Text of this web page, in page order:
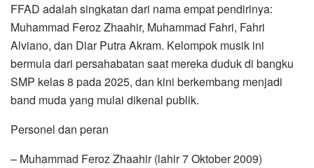
FFAD adalah singkatan dari nama empat pendirinya:
Muhammad Feroz Zhaahir, Muhammad Fahri, Fahri
Alviano, dan Diar Putra Akram. Kelompok musik ini
bermula dari persahabatan saat mereka duduk di bangku
SMP kelas 8 pada 2025, dan kini berkembang menjadi
band muda yang mulai dikenal publik.
Personel dan peran
– Muhammad Feroz Zhaahir (lahir 7 Oktober 2009)